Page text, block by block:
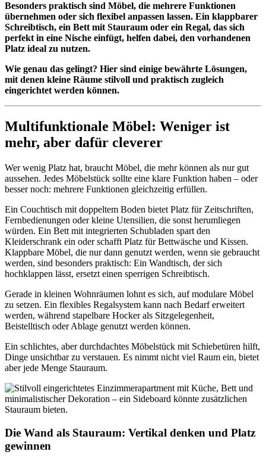
Besonders praktisch sind Möbel, die mehrere Funktionen
übernehmen oder sich flexibel anpassen lassen. Ein klappbarer
Schreibtisch, ein Bett mit Stauraum oder ein Regal, das sich
perfekt in eine Nische einfügt, helfen dabei, den vorhandenen
Platz ideal zu nutzen.
Wie genau das gelingt? Hier sind einige bewährte Lösungen,
mit denen kleine Räume stilvoll und praktisch zugleich
eingerichtet werden können.
Multifunktionale Möbel: Weniger ist
mehr, aber dafür cleverer
Wer wenig Platz hat, braucht Möbel, die mehr können als nur gut
aussehen. Jedes Möbelstück sollte eine klare Funktion haben – oder
besser noch: mehrere Funktionen gleichzeitig erfüllen.
Ein Couchtisch mit doppeltem Boden bietet Platz für Zeitschriften,
Fernbedienungen oder kleine Utensilien, die sonst herumliegen
würden. Ein Bett mit integrierten Schubladen spart den
Kleiderschrank ein oder schafft Platz für Bettwäsche und Kissen.
Klappbare Möbel, die nur dann genutzt werden, wenn sie gebraucht
werden, sind besonders praktisch: Ein Wandtisch, der sich
hochklappen lässt, ersetzt einen sperrigen Schreibtisch.
Gerade in kleinen Wohnräumen lohnt es sich, auf modulare Möbel
zu setzen. Ein flexibles Regalsystem kann nach Bedarf erweitert
werden, während stapelbare Hocker als Sitzgelegenheit,
Beistelltisch oder Ablage genutzt werden können.
Ein schlichtes, aber durchdachtes Möbelstück mit Schiebetüren hilft,
Dinge unsichtbar zu verstauen. Es nimmt nicht viel Raum ein, bietet
aber jede Menge Stauraum.
Die Wand als Stauraum: Vertikal denken und Platz
gewinnen